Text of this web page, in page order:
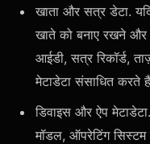
खाता और सत्र डेटा.
खाते को बनाए रखने
आईडी, सत्र रिकॉर्ड,
मेटाडेटा संसाधित करते
डिवाइस और ऐप
मॉडल, ऑपरेटिंग